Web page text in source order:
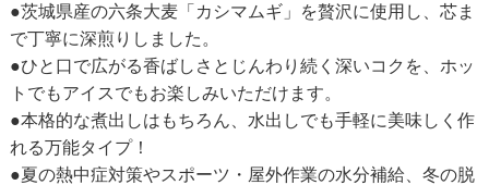
●茨城県産の六条大麦「カシマムギ」を贅沢に使用し、芯ま
で丁寧に深煎りしました。
●ひと口で広がる香ばしさとじんわり続く深いコクを、ホッ
トでもアイスでもお楽しみいただけます。
●本格的な煮出しはもちろん、水出しでも手軽に美味しく作
れる万能タイプ！
●夏の熱中症対策やスポーツ・屋外作業の水分補給、冬の脱